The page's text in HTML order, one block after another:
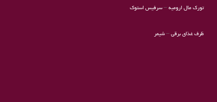
تورک مال ارومیه–سرفیس استوک
ظرف غذای برقی– شیمر